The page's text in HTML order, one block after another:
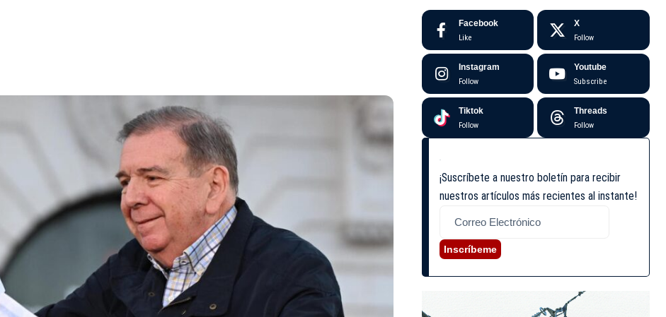
Facebook
Like
X
Follow
Instagram
Follow
Youtube
Subscribe
Tiktok
Follow
Threads
Follow
¡Suscríbete a nuestro boletín para recibir
nuestros artículos más recientes al instante!
Inscríbeme